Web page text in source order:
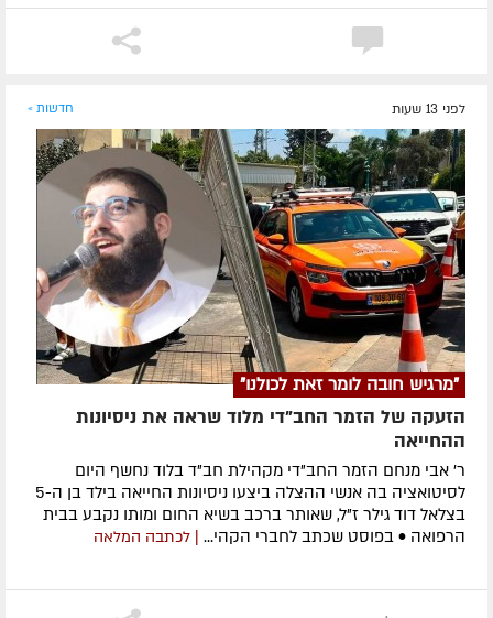
לפני 13 שעות חדשות »
"מרגיש חובה לומר זאת לכולנו"
הזעקה של הזמר החב"די מלוד שראה את ניסיונות
ההחייאה
ר' אבי מנחם הזמר החב"די מקהילת חב"ד בלוד נחשף היום
לסיטואציה בה אנשי ההצלה ביצעו ניסיונות החייאה בילד בן ה-5
בצלאל דוד גילר ז"ל, שאותר ברכב בשיא החום ומותו נקבע בבית
הרפואה • בפוסט שכתב לחברי הקהי...
| לכתבה המלאה